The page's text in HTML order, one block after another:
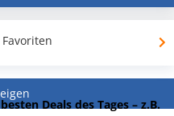
Favoriten
Deals des Tages – z.B.